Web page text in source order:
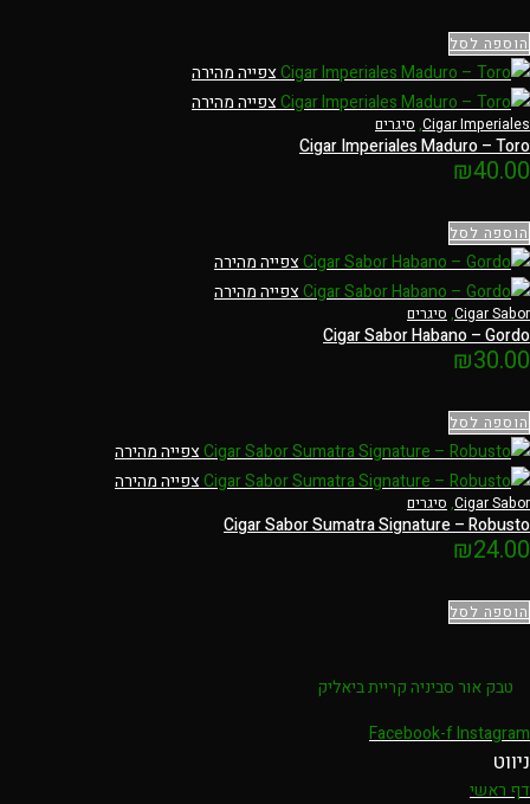
הוספה לסל
צפייה מהירה
צפייה מהירה
Cigar Imperiales
, סיגרים
Cigar Imperiales Maduro – Toro
₪40.00
הוספה לסל
צפייה מהירה
צפייה מהירה
Cigar Sabor
, סיגרים
Cigar Sabor Habano – Gordo
₪30.00
הוספה לסל
צפייה מהירה
צפייה מהירה
Cigar Sabor
, סיגרים
Cigar Sabor Sumatra Signature – Robusto
₪24.00
הוספה לסל
טבק אור סביניה קריית ביאליק
Facebook-fInstagram
ניווט
דף ראשי